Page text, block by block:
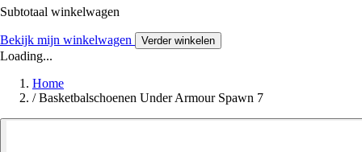
Subtotaal winkelwagen
Bekijk mijn winkelwagen Verder winkelen
Loading...
Home
/ Basketbalschoenen Under Armour Spawn 7